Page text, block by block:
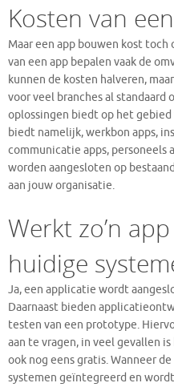
Kosten van
Maar een app bouwen kost
van een app bepalen vaak de
kunnen de kosten halveren,
voor veel branches al standaard
oplossingen biedt op het gebied
biedt namelijk, werkbon apps,
communicatie apps, personeels
worden aangesloten op
aan jouw organisatie.
Werkt zo’n
huidige
Ja, een applicatie wordt
Daarnaast bieden
testen van een prototype.
aan te vragen, in veel gevallen
ook nog eens gratis. Wanneer
systemen geïntegreerd en